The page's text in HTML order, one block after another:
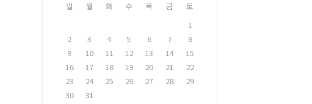
일 월 화 수 목 금
토
1
2
3 4 5 6 7
8
9
10 11 12 13 14
15
16
17 18 19 20 21
22
23
24 25 26 27 28
29
30
31